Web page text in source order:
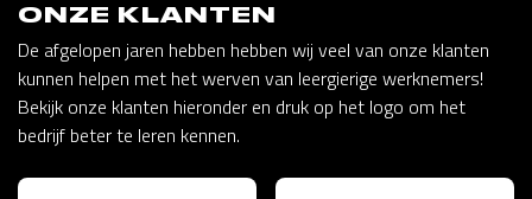
ONZE KLANTEN
De afgelopen jaren hebben hebben wij veel van onze klanten
kunnen helpen met het werven van leergierige werknemers!
Bekijk onze klanten hieronder en druk op het logo om het
bedrijf beter te leren kennen.